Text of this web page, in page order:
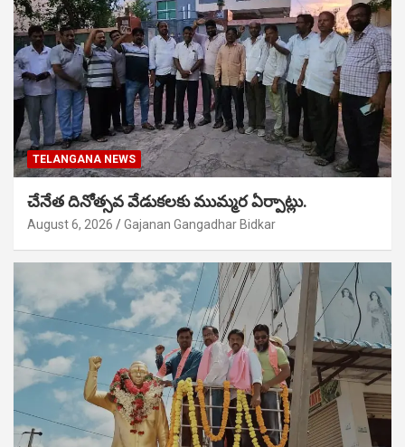
TELANGANA NEWS
చేనేత దినోత్సవ వేడుకలకు ముమ్మర ఏర్పాట్లు.
August 6, 2026 Gajanan Gangadhar Bidkar